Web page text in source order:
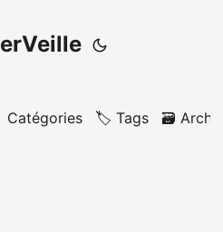
Catégories 🏷️ Tags 🗃️